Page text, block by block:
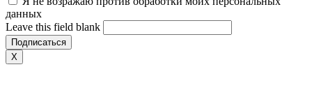
данных
Leave this field blank
X